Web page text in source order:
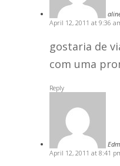
April 12, 2011 at 9:36
gostaria de
com uma
Reply
April 12, 2011 at 8:41